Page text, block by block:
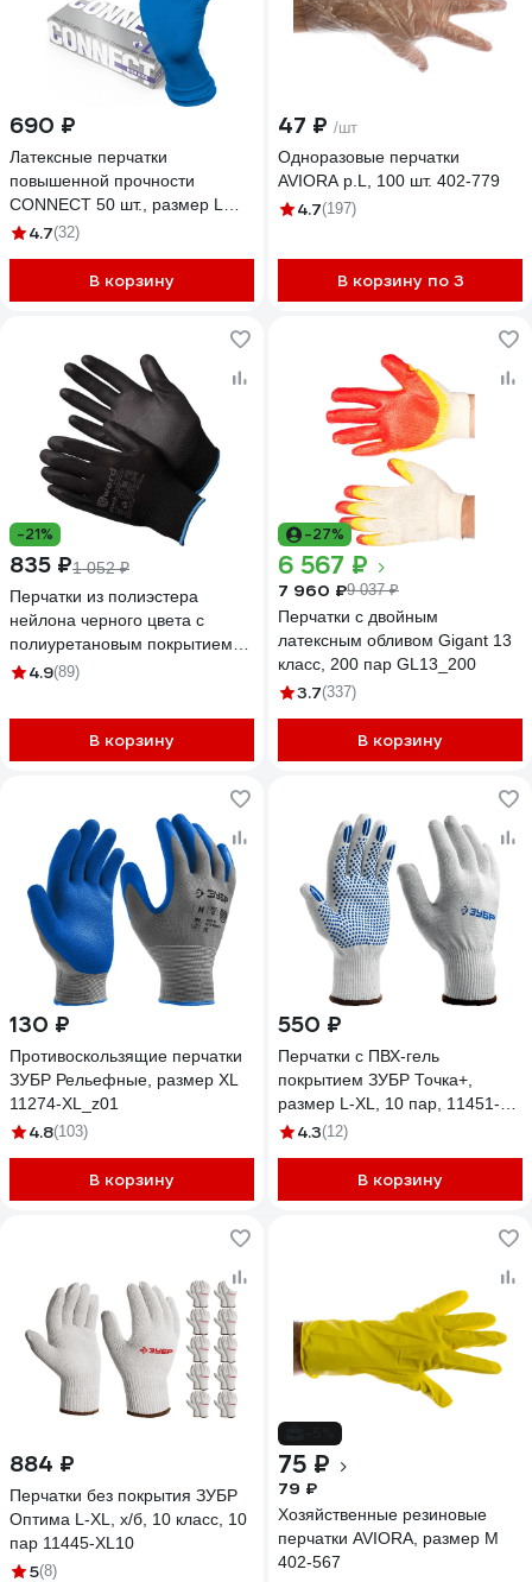
690 ₽
Латексные перчатки
повышенной прочности
CONNECT 50 шт., размер L
CТ0000003300
4.7(32)
В корзину
47 ₽ /шт
Одноразовые перчатки
AVIORA р.L, 100 шт. 402-779
4.7(197)
В корзину по 3
-21%
835 ₽1 052 ₽
Перчатки из полиэстера
нейлона черного цвета с
полиуретановым покрытием
Black Gward размер L 12 пар в
4.9(89)
В корзину
-27%
6 567 ₽
7 960 ₽9 037 ₽
Перчатки с двойным
латексным обливом Gigant 13
класс, 200 пар GL13_200
3.7(337)
В корзину
130 ₽
Противоскользящие перчатки
ЗУБР Рельефные, размер XL
11274-XL_z01
4.8(103)
В корзину
550 ₽
Перчатки с ПВХ-гель
покрытием ЗУБР Точка+,
размер L-XL, 10 пар, 11451-
K104.3(12)
В корзину
884 ₽
Перчатки без покрытия ЗУБР
Оптима L-XL, х/б, 10 класс, 10
пар 11445-XL10
5(8)
75 ₽
79 ₽
Хозяйственные резиновые
перчатки AVIORA, размер M
402-567